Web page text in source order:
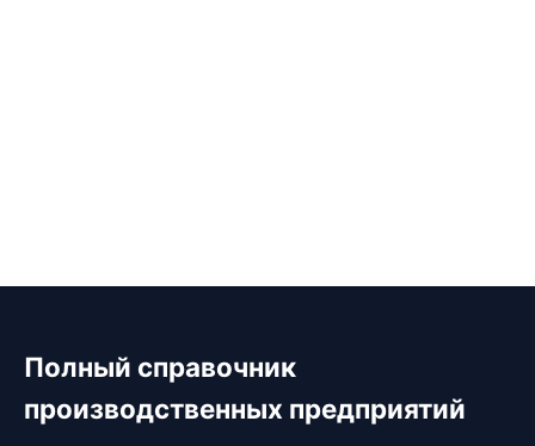
Полный справочник
производственных предприятий